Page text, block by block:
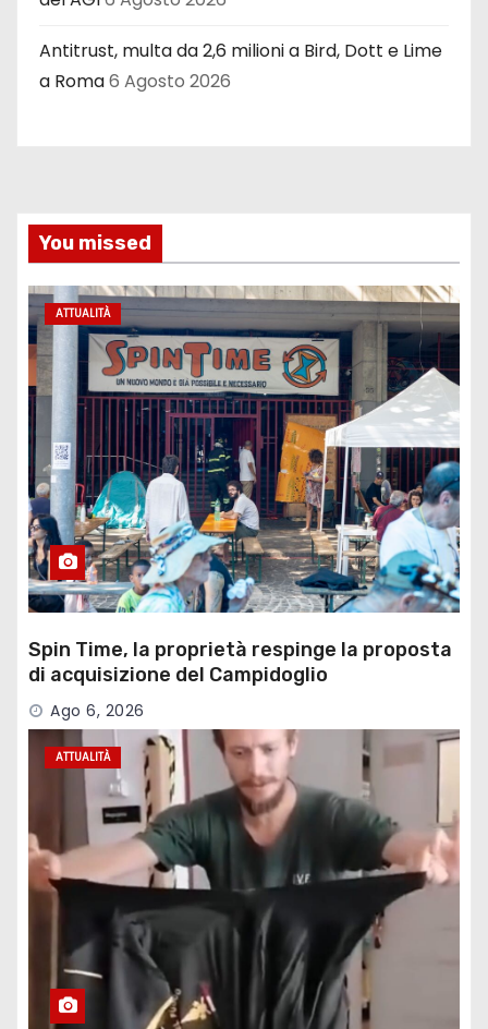
Antitrust, multa da 2,6 milioni a Bird, Dott e Lime
a Roma6 Agosto 2026
You missed
ATTUALITÀ
Spin Time, la proprietà respinge la proposta
di acquisizione del Campidoglio
Ago 6, 2026
ATTUALITÀ